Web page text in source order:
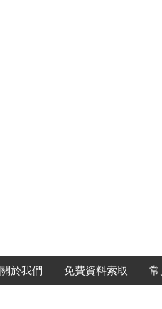
關於我們 免費資料索取 常